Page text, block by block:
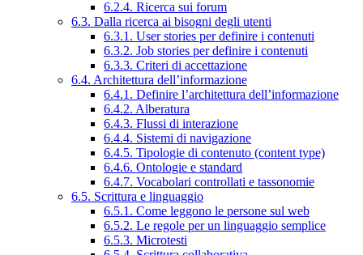
6.2.4. Ricerca sui forum
6.3. Dalla ricerca ai bisogni degli utenti
6.3.1. User stories per definire i contenuti
6.3.2. Job stories per definire i contenuti
6.3.3. Criteri di accettazione
6.4. Architettura dell’informazione
6.4.1. Definire l’architettura dell’informazione
6.4.2. Alberatura
6.4.3. Flussi di interazione
6.4.4. Sistemi di navigazione
6.4.5. Tipologie di contenuto (content type)
6.4.6. Ontologie e standard
6.4.7. Vocabolari controllati e tassonomie
6.5. Scrittura e linguaggio
6.5.1. Come leggono le persone sul web
6.5.2. Le regole per un linguaggio semplice
6.5.3. Microtesti